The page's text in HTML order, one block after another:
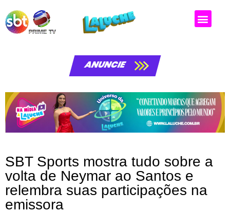
ANUNCIE
SBT Sports mostra tudo sobre a
volta de Neymar ao Santos e
relembra suas participações na
emissora